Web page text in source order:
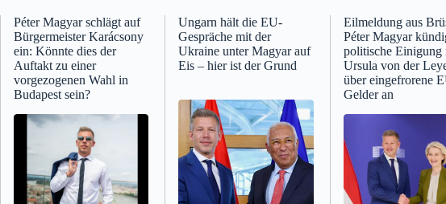
Péter Magyar schlägt auf
Bürgermeister Karácsony
ein: Könnte dies der
Auftakt zu einer
vorgezogenen Wahl in
Budapest sein?
Ungarn hält die EU-
Gespräche mit der
Ukraine unter Magyar auf
Eis – hier ist der Grund
Eilmeldung aus
Péter Magyar
politische Einigung
Ursula von der
über eingefrorene
Gelder an